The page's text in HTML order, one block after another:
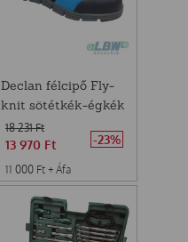
Declan félcipő Fly-
knit sötétkék-égkék
S1P 39
18 231Ft
13 970 Ft
11 000 Ft + Áfa
-23%